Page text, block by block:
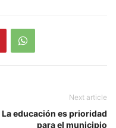
Next article
La educación es prioridad
para el municipio